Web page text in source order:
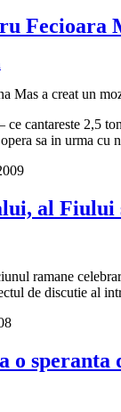
Fecioara
Mas a creat un
ce cantareste 2,5
sa in urma cu
al Fiului
ramane
de discutie al
o speranta